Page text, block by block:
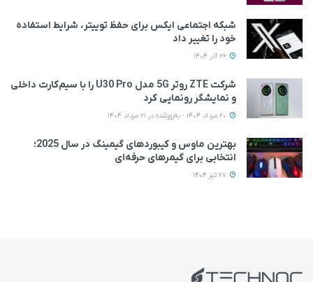
شبکه اجتماعی ایکس برای حفظ توییتر، شرایط استفاده
خود را تغییر داد
شرکت ZTE روتر 5G مدل U30 Pro را با سیم‌کارت داخلی
و نمایشگر رونمایی کرد
بهترین ماوس و کیبوردهای گیمینگ در سال 2025؛
انتخابی برای گیمرهای حرفه‌ای